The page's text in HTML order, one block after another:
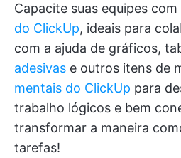
Capacite suas equipes com
do ClickUp, ideais para
com a ajuda de gráficos,
adesivas e outros itens de
mentais do ClickUp para
trabalho lógicos e bem
transformar a maneira
tarefas!